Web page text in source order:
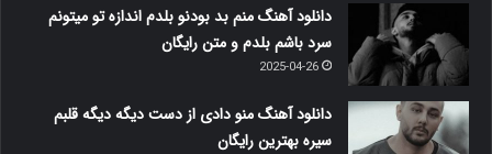
دانلود آهنگ منم بد بودنو بلدم اندازه تو میتونم
سرد باشم بلدم و متن رایگان
2025-04-26
دانلود آهنگ منو دادی از دست دیگه دیگه قلبم
سیره بهترین رایگان